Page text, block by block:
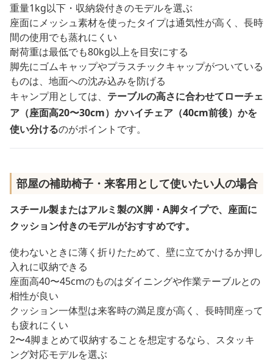
重量1kg以下・収納袋付きのモデルを選ぶ
座面にメッシュ素材を使ったタイプは通気性が高く、長時
間の使用でも蒸れにくい
耐荷重は最低でも80kg以上を目安にする
脚先にゴムキャップやプラスチックキャップがついている
ものは、地面への沈み込みを防げる
キャンプ用としては、 テーブルの高さに合わせてローチェ
ア（座面高20〜30cm）かハイチェア（40cm前後）かを
使い分けるのがポイントです。
部屋の補助椅子・来客用として使いたい人の場合
スチール製またはアルミ製のX脚・A脚タイプで、座面に
クッション付きのモデルがおすすめです。
使わないときに薄く折りたためて、壁に立てかけるか押し
入れに収納できる
座面高40〜45cmのものはダイニングや作業テーブルとの
相性が良い
クッション一体型は来客時の満足度が高く、長時間座って
も疲れにくい
2〜4脚まとめて収納することを想定するなら、スタッキ
ング対応モデルを選ぶ